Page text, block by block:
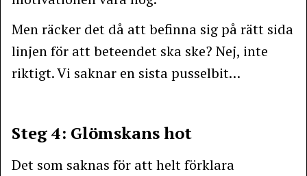
Men räcker det då att befinna sig på rätt sida
linjen för att beteendet ska ske? Nej, inte
riktigt. Vi saknar en sista pusselbit…
Steg 4: Glömskans hot
Det som saknas för att helt förklara